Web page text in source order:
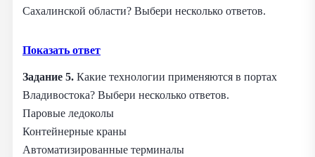
Сахалинской области? Выбери несколько ответов.
Показать ответ
Задание 5. Какие технологии применяются в портах
Владивостока? Выбери несколько ответов.
Паровые ледоколы
Контейнерные краны
Автоматизированные терминалы